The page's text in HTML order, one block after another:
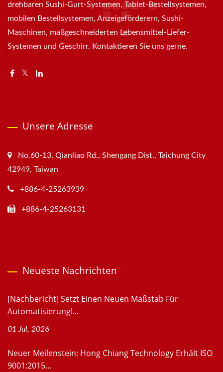
drehbaren Sushi-Gurt-Systemen, Tablet-Bestellsystemen,
mobilen Bestellsystemen, Anzeigeförderern, Sushi-
Maschinen, maßgeschneiderten Lebensmittel-Liefer-
Systemen und Geschirr. Kontaktieren Sie uns gerne.
Unsere Adresse
No.60-13, Qianliao Rd., Shengang Dist., Taichung City
42949, Taiwan
+886-4-25263939
+886-4-25263131
Neueste Nachrichten
[Nachbericht] Setzt Einen Neuen Maßstab Für
Automatisierung!...
01 Jul, 2026
Neuer Meilenstein: Hong Chiang Technology Erhält ISO
9001:2015...